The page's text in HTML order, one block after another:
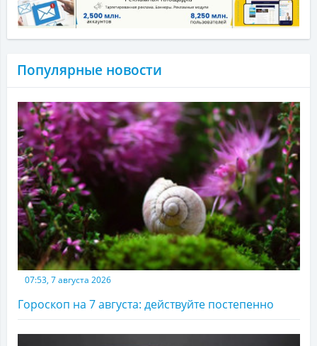
Популярные новости
07:53, 7 августа 2026
Гороскоп на 7 августа: действуйте постепенно